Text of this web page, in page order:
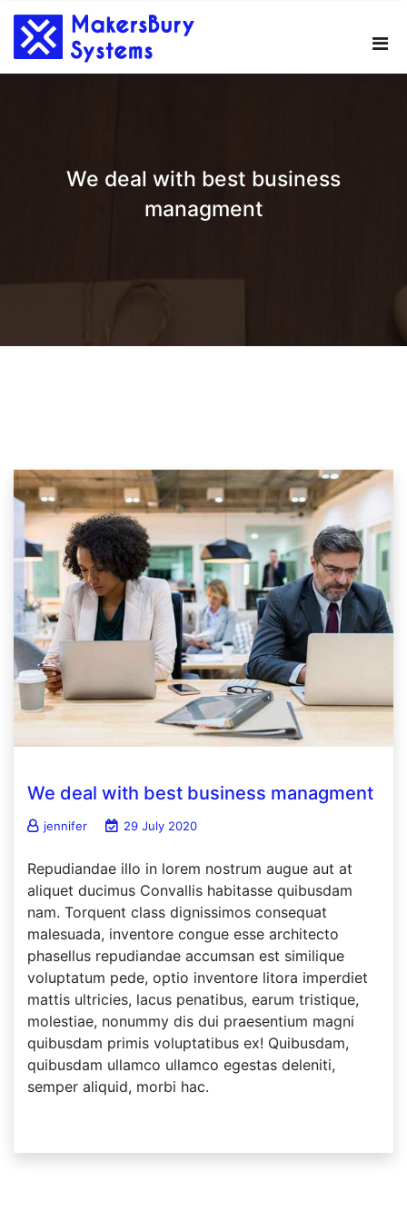
Skip
content
We deal with best business
managment
We deal with best business managment
jennifer 29 July 2020
Repudiandae illo in lorem nostrum augue aut at
aliquet ducimus Convallis habitasse quibusdam
nam. Torquent class dignissimos consequat
malesuada, inventore congue esse architecto
phasellus repudiandae accumsan est similique
voluptatum pede, optio inventore litora imperdiet
mattis ultricies, lacus penatibus, earum tristique,
molestiae, nonummy dis dui praesentium magni
quibusdam primis voluptatibus ex! Quibusdam,
quibusdam ullamco ullamco egestas deleniti,
semper aliquid, morbi hac.